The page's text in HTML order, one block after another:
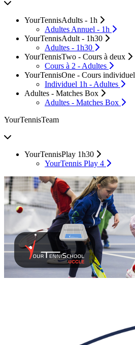
YourTennisAdults - 1h
Adultes Annuel - 1h
YourTennisAdult - 1h30
Adultes - 1h30
YourTennisTwo - Cours à deux
Cours à 2 - Adultes
YourTennisOne - Cours individuel
Individuel 1h - Adultes
Adultes - Matches Box
Adultes - Matches Box
YourTennisTeam
YourTennisPlay 1h30
YourTennis Play 4